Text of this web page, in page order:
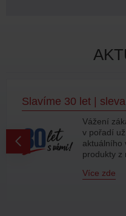
Slavíme 30 let |
Vážení
v pořadí
aktuálního
produkty z
Více zde